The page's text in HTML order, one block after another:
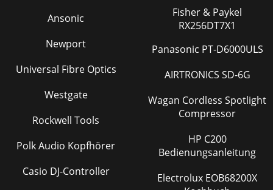
Ansonic
Newport
Universal Fibre Optics
Westgate
Rockwell Tools
Polk Audio Kopfhörer
Casio DJ-Controller
Fisher & Paykel
RX256DT7X1
Panasonic PT-D6000ULS
AIRTRONICS SD-6G
Wagan Cordless Spotlight
Compressor
HP C200
Bedienungsanleitung
Electrolux EOB68200X